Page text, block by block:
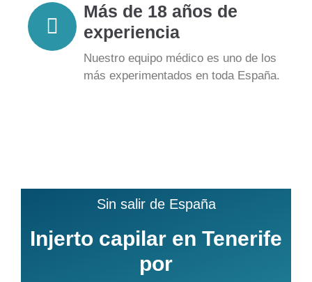
Más de 18 años de
experiencia
Nuestro equipo médico es uno de los
más experimentados en toda España.
Sin salir de España
Injerto capilar en Tenerife
por